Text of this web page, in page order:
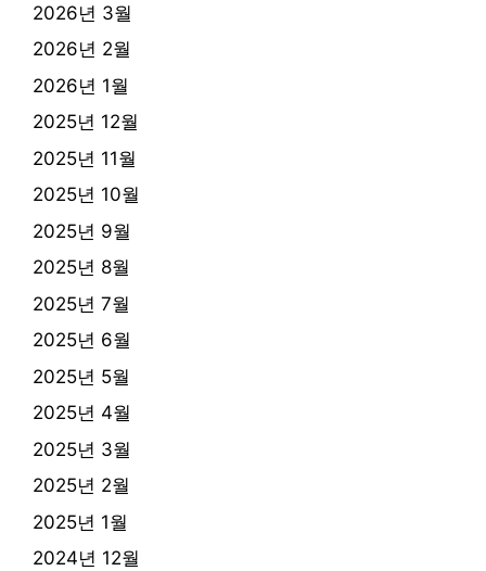
2026년 3월
2026년 2월
2026년 1월
2025년 12월
2025년 11월
2025년 10월
2025년 9월
2025년 8월
2025년 7월
2025년 6월
2025년 5월
2025년 4월
2025년 3월
2025년 2월
2025년 1월
2024년 12월